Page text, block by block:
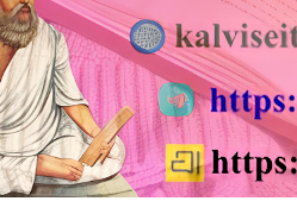
நாமக்கல் மாவட்டம்: மக்கள் தொகை
TN Budget 2026-2027
பள்ளி மாணவர்களுக்கு 4 செட்
TN SSLC Supplementary Result